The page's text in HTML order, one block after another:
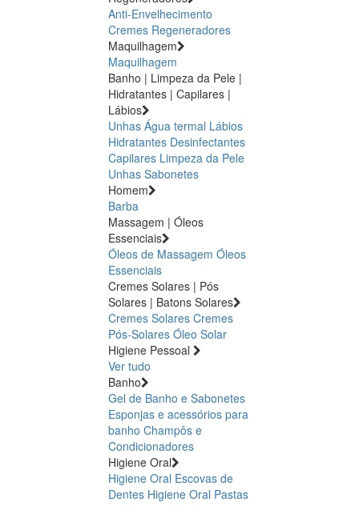
Anti-Envelhecimento
Cremes Regeneradores
Maquilhagem
Maquilhagem
Banho | Limpeza da Pele |
Hidratantes | Capilares |
Lábios
Unhas Água termal Lábios
Hidratantes Desinfectantes
Capilares Limpeza da Pele
Unhas Sabonetes
Homem
Barba
Massagem | Óleos
Essenciais
Óleos de Massagem Óleos
Essenciais
Cremes Solares | Pós
Solares | Batons Solares
Cremes Solares Cremes
Pós-Solares Óleo Solar
Higiene Pessoal
Ver tudo
Banho
Gel de Banho e Sabonetes
Esponjas e acessórios para
banho Champôs e
Condicionadores
Higiene Oral
Higiene Oral Escovas de
Dentes Higiene Oral Pastas